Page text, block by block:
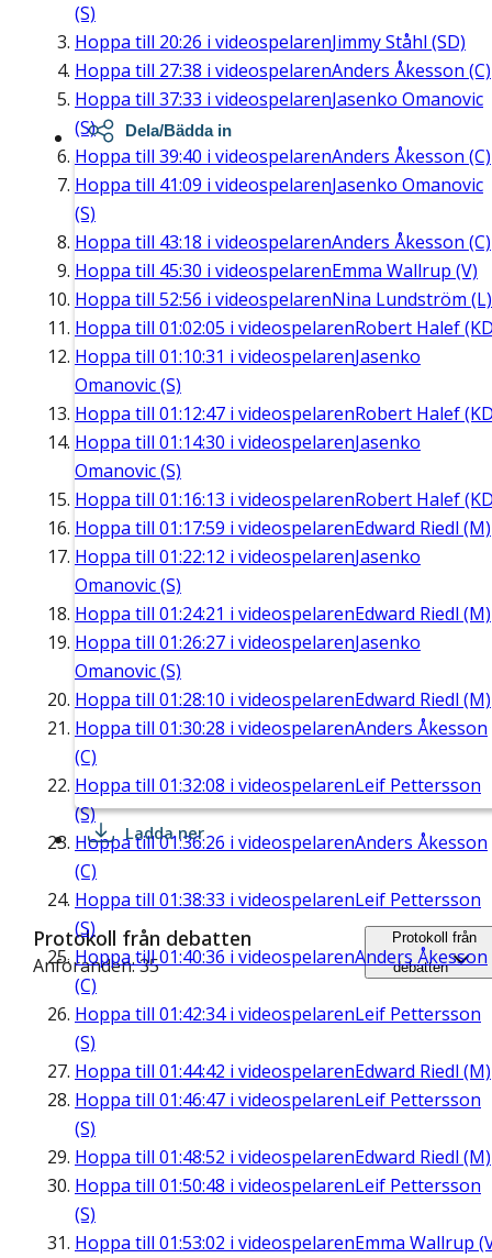
(S)
Hoppa till 20:26 i videospelarenJimmy Ståhl (SD)
Hoppa till 27:38 i videospelarenAnders Åkesson (C)
Hoppa till 37:33 i videospelarenJasenko Omanovic
(S)
Hoppa till 39:40 i videospelarenAnders Åkesson (C)
Hoppa till 41:09 i videospelarenJasenko Omanovic
(S)
Hoppa till 43:18 i videospelarenAnders Åkesson (C)
Hoppa till 45:30 i videospelarenEmma Wallrup (V)
Hoppa till 52:56 i videospelarenNina Lundström (L)
Hoppa till 01:02:05 i videospelarenRobert Halef
Hoppa till 01:10:31 i videospelarenJasenko
Omanovic (S)
Hoppa till 01:12:47 i videospelarenRobert Halef
Hoppa till 01:14:30 i videospelarenJasenko
Omanovic (S)
Hoppa till 01:16:13 i videospelarenRobert Halef
Hoppa till 01:17:59 i videospelarenEdward Riedl (M)
Hoppa till 01:22:12 i videospelarenJasenko
Omanovic (S)
Hoppa till 01:24:21 i videospelarenEdward Riedl (M)
Hoppa till 01:26:27 i videospelarenJasenko
Omanovic (S)
Hoppa till 01:28:10 i videospelarenEdward Riedl (M)
Hoppa till 01:30:28 i videospelarenAnders Åkesson
(C)
Hoppa till 01:32:08 i videospelarenLeif Pettersson
(S)
Hoppa till01:36:26 i videospelarenAnders Åkesson
(C)
Hoppa till 01:38:33 i videospelarenLeif Pettersson
(S)
Hoppa till01:40:36 i videospelarenAnders Åkesson
(C)
Hoppa till 01:42:34i videospelarenLeif Pettersson
(S)
Hoppa till 01:44:42 i videospelarenEdward Riedl (M)
Hoppa till 01:46:47 i videospelarenLeif Pettersson
(S)
Hoppa till 01:48:52 i videospelarenEdward Riedl (M)
Hoppa till 01:50:48 i videospelarenLeif Pettersson
(S)
Hoppa till 01:53:02 i videospelarenEmma Wallrup
Dela/Bädda in
Ladda ner
Protokoll från debatten
Anföranden: 35
Protokoll från
debatten